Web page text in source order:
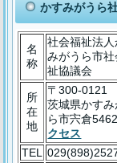
かすみがうら
名
称
社会福祉法人
みがうら市
祉協議会
所
在
地
〒300-0121
茨城県かすみ
ら市宍倉
クセス
TEL